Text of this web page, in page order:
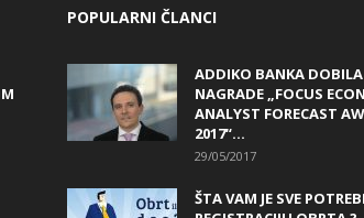
POPULARNI ČLANCI
ADDIKO BANKA DOBILA
NAGRADE „FOCUS
ANALYST FORECAST
2017“...
29/05/2017
ŠTA VAM JE SVE